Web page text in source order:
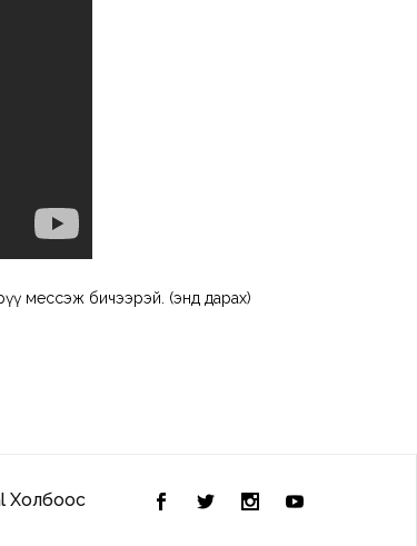
мессэж бичээрэй. (энд дарах)
Холбоос